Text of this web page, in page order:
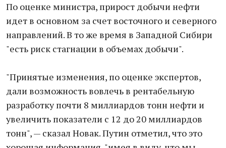
По оценке министра, прирост добычи нефти
идет в основном за счет восточного и северного
направлений. В то же время в Западной Сибири
"есть риск стагнации в объемах добычи".
"Принятые изменения, по оценке экспертов,
дали возможность вовлечь в рентабельную
разработку почти 8 миллиардов тонн нефти и
увеличить показатели с 12 до 20 миллиардов
тонн", — сказал Новак. Путин отметил, что это